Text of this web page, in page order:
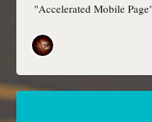
"Accelerated Mobile